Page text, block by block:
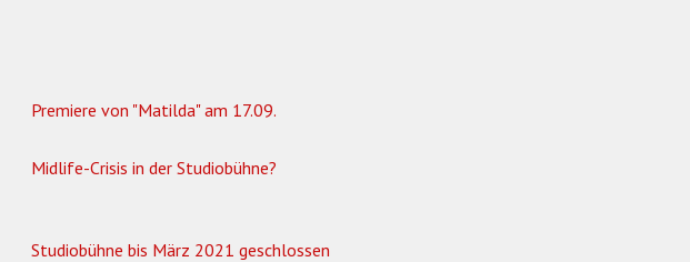
Premiere von "Matilda" am 17.09.
Midlife-Crisis in der Studiobühne?
Studiobühne bis März 2021 geschlossen